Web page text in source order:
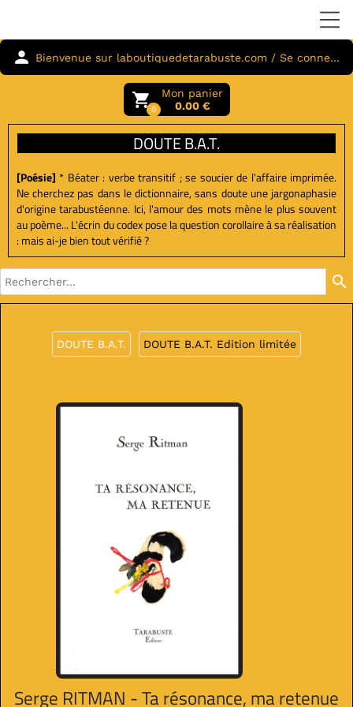
person Bienvenue sur laboutiquedetarabuste.com / Se connecter
local_grocery_store0
Mon panier
0.00 €
DOUTE B.A.T.
[Poésie] * Béater : verbe transitif ; se soucier de l'affaire imprimée.
Ne cherchez pas dans le dictionnaire, sans doute une jargonaphasie
d'origine tarabustéenne. Ici, l'amour des mots mène le plus souvent
au poème... L'écrin du codex pose la question corollaire à sa réalisation
: mais ai-je bien tout vérifié ?
search
DOUTE B.A.T. DOUTE B.A.T. Edition limitée
Serge RITMAN - Ta résonance, ma retenue